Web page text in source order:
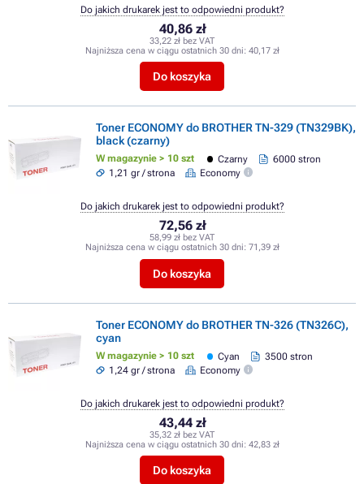
40,86 zł
33,22 zł bez VAT
Najniższa cena w ciągu ostatnich 30 dni: 40,17 zł
Do koszyka
Do jakich drukarek jest to odpowiedni produkt?
Toner ECONOMY do BROTHER TN-329 (TN329BK),
black (czarny)
W magazynie > 10 szt Czarny
6000 stron
1,21 gr / strona
Economy
72,56 zł
58,99 zł bez VAT
Najniższa cena w ciągu ostatnich 30 dni: 71,39 zł
Do koszyka
Do jakich drukarek jest to odpowiedni produkt?
Toner ECONOMY do BROTHER TN-326 (TN326C),
cyan
W magazynie > 10 szt Cyan
3500 stron
1,24 gr / strona
Economy
43,44 zł
35,32 zł bez VAT
Najniższa cena w ciągu ostatnich 30 dni: 42,83 zł
Do koszyka
Do jakich drukarek jest to odpowiedni produkt?